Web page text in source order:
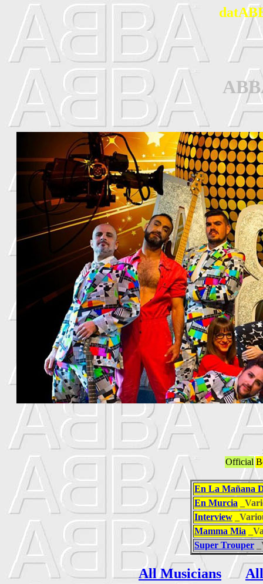
Official
En La Mañana
En Murcia
Interview
Mamma Mia
Super Trouper
All Musicians